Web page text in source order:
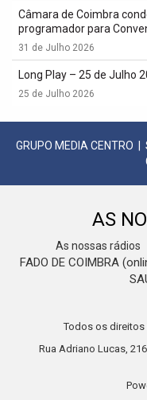
Câmara de Coimbra
programador para
31 de Julho 2026
Long Play – 25 de Julho
25 de Julho 2026
GRUPO MEDIA CENTRO
AS
As nossas rádios
FADO DE COIMBRA
Todos os direitos
Rua Adriano Lucas,